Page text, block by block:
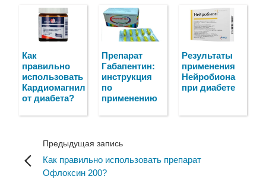
Как
правильно
использовать
Кардиомагнил
от диабета?
Препарат
Габапентин:
инструкция
по
применению
Результаты
применения
Нейробиона
при диабете
Предыдущая запись
Как правильно использовать препарат
Офлоксин 200?